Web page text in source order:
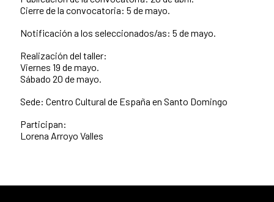
Cierre de la convocatoria: 5 de mayo.
Notificación a los seleccionados/as: 5 de mayo.
Realización del taller:
Viernes 19 de mayo.
Sábado 20 de mayo.
Sede: Centro Cultural de España en Santo Domingo
Participan:
Lorena Arroyo Valles